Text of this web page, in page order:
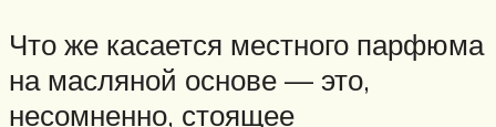
Что же касается местного парфюма
на масляной основе — это,
несомненно, стоящее